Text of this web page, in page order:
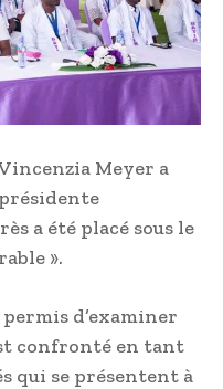
Meyer a
a été placé sous le
».
d’examiner
confronté en tant
qui se présentent à